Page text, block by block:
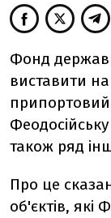
Фонд
виставити
також ряд
Про це
об'єктів,